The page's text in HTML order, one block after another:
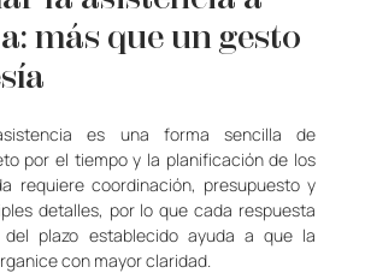
más que un gesto
es una forma sencilla de
por el tiempo y la planificación de los
requiere coordinación, presupuesto y
detalles, por lo que cada respuesta
del plazo establecido ayuda a que la
con mayor claridad.